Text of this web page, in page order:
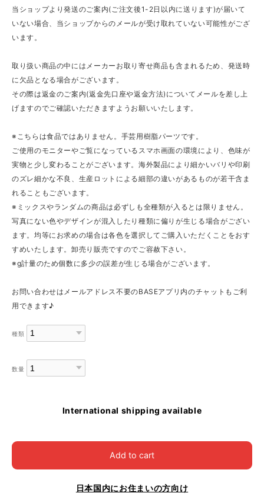
当ショップより発送のご案内(ご注文後1-2日以内に送ります)が届いて
いない場合、当ショップからのメールが受け取れていない可能性がござ
います。
取り扱い商品の中にはメーカーお取り寄せ商品も含まれるため、発送時
に欠品となる場合がございます。
その際は返金のご案内(返金先口座や返金方法)についてメールを差し上
げますのでご確認いただきますようお願いいたします。
※こちらは食品ではありません。手芸用樹脂パーツです。
ご使用のモニターやご覧になっているスマホ画面の環境により、色味が
実物と少し変わることがございます。海外製品により細かいバリや印刷
のズレ細かな不良、生産ロットによる細部の違いがあるものが若干含ま
れることもございます。
※ミックスやランダムの商品は必ずしも全種類が入るとは限りません。
写真にない色やデザインが混入したり種類に偏りが生じる場合がござい
ます。均等にお求めの場合は各色を選択してご購入いただくことをおす
すめいたします。卸売り販売ですのでご容赦下さい。
※g計量のため個数に多少の誤差が生じる場合がございます。
お問い合わせはメールアドレス不要のBASEアプリ内のチャットもご利
用できます♪
種類
数量
International shipping available
Add to cart
日本国内にお住まいの方向け